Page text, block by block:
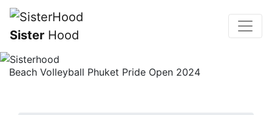
Sister Hood
Beach Volleyball Phuket Pride Open 2024